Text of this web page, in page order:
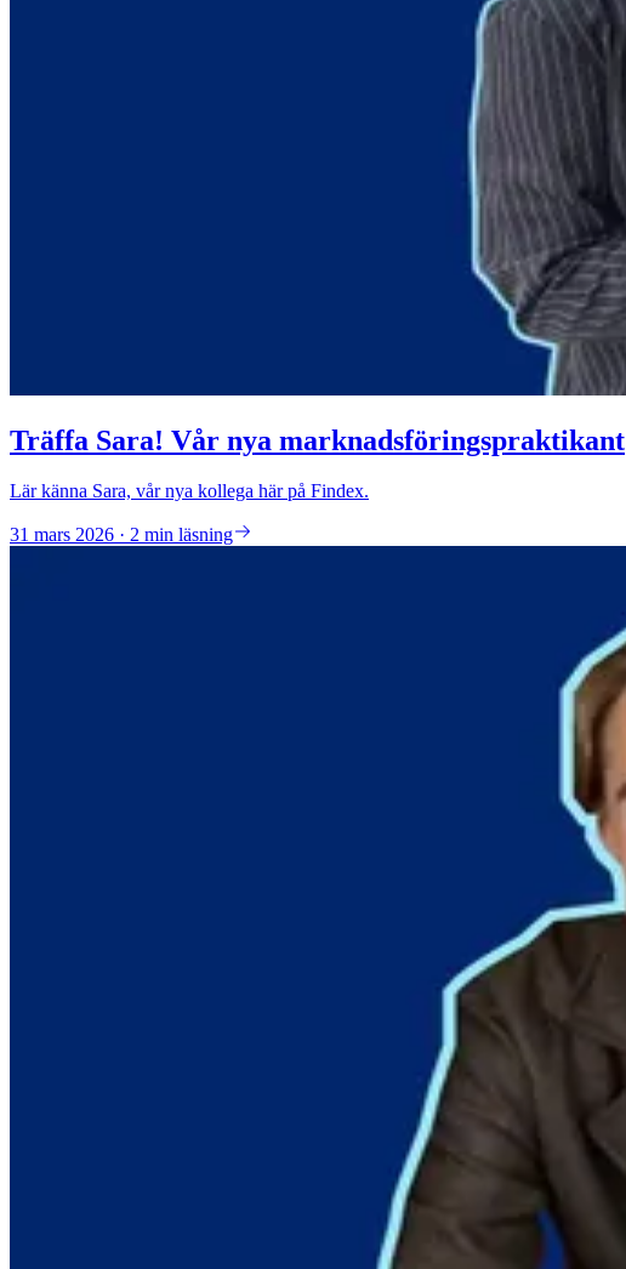
Träffa Sara! Vår nya marknadsföringspraktikant
Lär känna Sara, vår nya kollega här på Findex.
31 mars 2026 · 2 min läsning